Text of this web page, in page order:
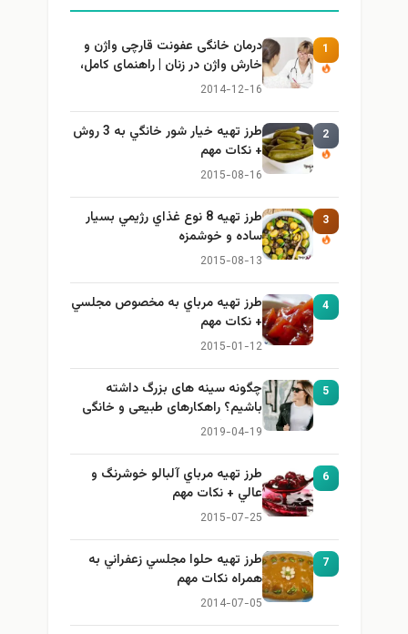
1
درمان خانگی عفونت قارچی واژن و
خارش واژن در زنان | راهنمای کامل،
ایمن و کاربردی
2014-12-16
2
طرز تهيه خیار شور خانگي به 3 روش
+ نكات مهم
2015-08-16
3
طرز تهيه 8 نوع غذاي رژيمي بسيار
ساده و خوشمزه
2015-08-13
4
طرز تهيه مرباي به مخصوص مجلسي
+ نكات مهم
2015-01-12
5
چگونه سینه های بزرگ داشته
باشیم؟ راهکارهای طبیعی و خانگی
برای بزرگ کردن سینه
2019-04-19
6
طرز تهيه مرباي آلبالو خوشرنگ و
عالي + نكات مهم
2015-07-25
7
طرز تهيه حلوا مجلسي زعفراني به
همراه نكات مهم
2014-07-05